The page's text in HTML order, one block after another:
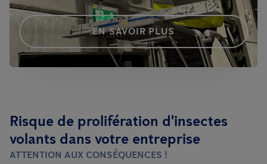
EN SAVOIR PLUS
Risque de prolifération d'insectes
volants dans votre entreprise
ATTENTION AUX CONSÉQUENCES !